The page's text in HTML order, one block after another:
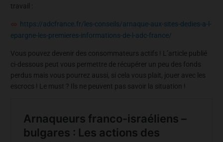
travail :
https://adcfrance.fr/les-conseils/arnaque-aux-sites-dedies-a-l-
epargne-les-premieres-informations-de-l-adc-france/
Vous pouvez devenir des consommateurs actifs ! L’article publié
ci-dessous peut vous permettre de récupérer un peu des fonds
perdus mais vous pourrez aussi, si cela vous plait, jouer avec les
escrocs ! Le must ? Ils ne peuvent pas savoir la situation !